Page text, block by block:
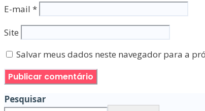
E-mail *
Site
Salvar meus dados neste navegador para a
Pesquisar